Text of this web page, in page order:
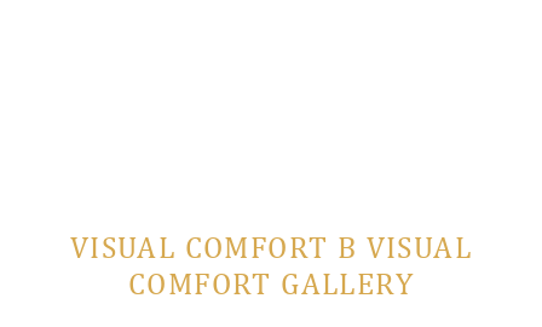
VISUAL COMFORT В VISUAL
COMFORT GALLERY